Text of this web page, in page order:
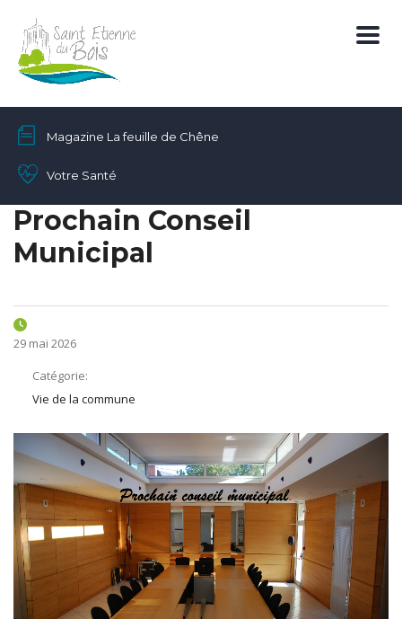
Magazine La feuille de Chêne
Votre Santé
Prochain Conseil
Municipal
29 mai 2026
Catégorie:
Vie de la commune